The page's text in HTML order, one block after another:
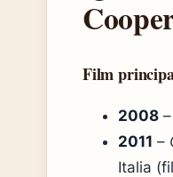
Film
2008 –
2011 –
Italia